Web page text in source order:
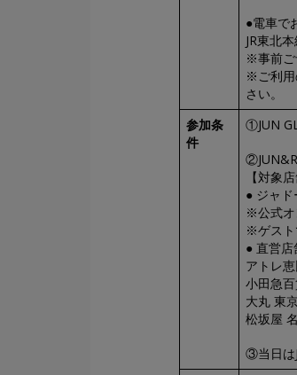
●電車で
JR東北
※事前ご
※ご利用
さい。
参加条
件
①JUN
【対象店
● ジャ
※公式オ
※ゲスト
● 直営店
アトレ
小田急
大丸 東
松坂屋
③当日は